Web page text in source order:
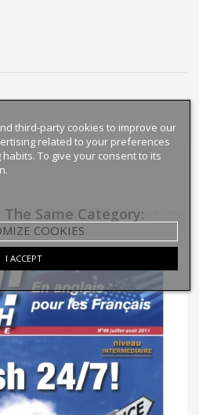
Same Category:
third-party cookies to improve our
related to your preferences
To give your consent to its
COOKIES
I ACCEPT